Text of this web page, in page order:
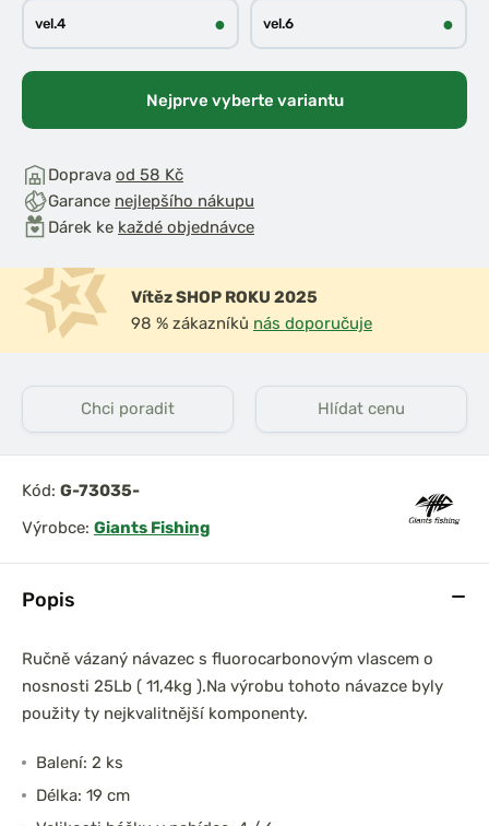
Popis
Ručně vázaný návazec s fluorocarbonovým vlascem o
nosnosti 25Lb ( 11,4kg ).Na výrobu tohoto návazce byly
použity ty nejkvalitnější komponenty.
Balení: 2 ks
Délka: 19 cm
vel.4 ● vel.6 ●
Nejprve vyberte variantu
Doprava od 58 Kč
Garance nejlepšího nákupu
Dárek ke každé objednávce
Vítěz SHOP ROKU 2025
98 % zákazníků nás doporučuje
Chci poradit Hlídat cenu
Kód: G-73035-
Výrobce: Giants Fishing